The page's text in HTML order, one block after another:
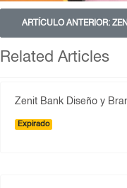
ARTÍCULO ANTERIOR:
Related Articles
Zenit Bank Diseño y
Expirado